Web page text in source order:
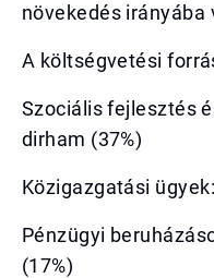
növekedés irányába
A költségvetési
Szociális fejlesztés
dirham (37%)
Közigazgatási
Pénzügyi
(17%)